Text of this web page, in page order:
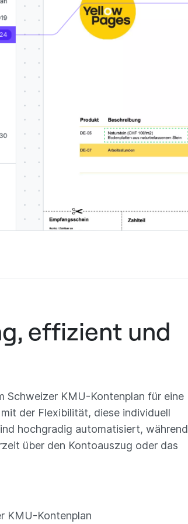
effizient und
Schweizer KMU-Kontenplan für eine
der Flexibilität, diese individuell
hochgradig automatisiert, während
über den Kontoauszug oder das
KMU-Kontenplan